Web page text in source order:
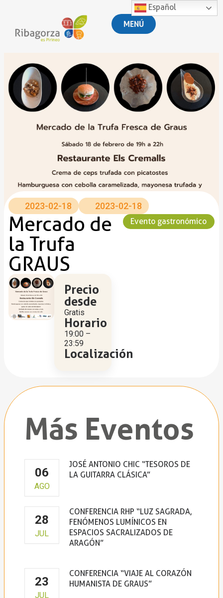
MENÚ
2023-02-18 2023-02-18
Mercado de
la Trufa
GRAUS
Evento gastronómico
Precio
desde
Gratis
Horario
19:00 –
23:59
Localización
Más Eventos
06
AGO
JOSÉ ANTONIO CHIC “TESOROS DE
LA GUITARRA CLÁSICA”
28
JUL
CONFERENCIA RHP “LUZ SAGRADA,
FENÓMENOS LUMÍNICOS EN
ESPACIOS SACRALIZADOS DE
ARAGÓN”
23
JUL
CONFERENCIA “VIAJE AL CORAZÓN
HUMANISTA DE GRAUS”
Español